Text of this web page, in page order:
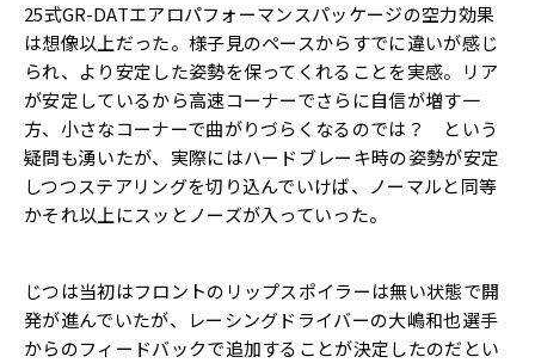
25式GR-DATエアロパフォーマンスパッケージの空力効果
は想像以上だった。様子見のペースからすでに違いが感じ
られ、より安定した姿勢を保ってくれることを実感。リア
が安定しているから高速コーナーでさらに自信が増す一
方、小さなコーナーで曲がりづらくなるのでは？ という
疑問も湧いたが、実際にはハードブレーキ時の姿勢が安定
しつつステアリングを切り込んでいけば、ノーマルと同等
かそれ以上にスッとノーズが入っていった。
じつは当初はフロントのリップスポイラーは無い状態で開
発が進んでいたが、レーシングドライバーの大嶋和也選手
からのフィードバックで追加することが決定したのだとい